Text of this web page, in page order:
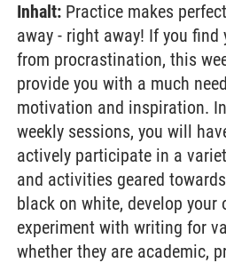
Inhalt: Practice makes
away - right away! If you
from procrastination, this
provide you with a much
motivation and inspiration.
weekly sessions, you will
actively participate in a
and activities geared
black on white, develop your
experiment with writing for
whether they are academic,